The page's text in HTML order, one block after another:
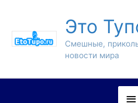
Это
Смешные,
новости мира